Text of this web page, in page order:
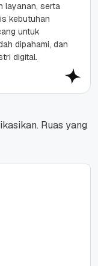
layanan, serta
kebutuhan
untuk
dipahami, dan
digital.
Ruas yang